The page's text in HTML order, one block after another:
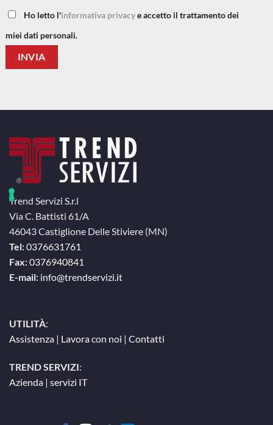
Ho letto l'informativa privacye accetto il trattamento dei
miei dati personali.
Trend Servizi S.r.l
Via C. Battisti 61/A
46043 Castiglione Delle Stiviere (MN)
Tel:0376631761
Fax:0376940841
E-mail: info@trendservizi.it
UTILITÀ:
Assistenza | Lavora con noi | Contatti
TREND SERVIZI:
Azienda | servizi IT